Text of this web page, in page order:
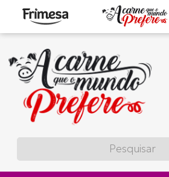
A
carne
que